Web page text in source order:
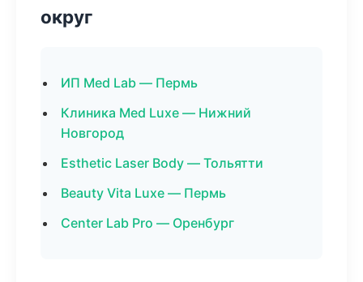
округ
ИП Med Lab — Пермь
Клиника Med Luxe — Нижний
Новгород
Esthetic Laser Body — Тольятти
Beauty Vita Luxe — Пермь
Center Lab Pro — Оренбург